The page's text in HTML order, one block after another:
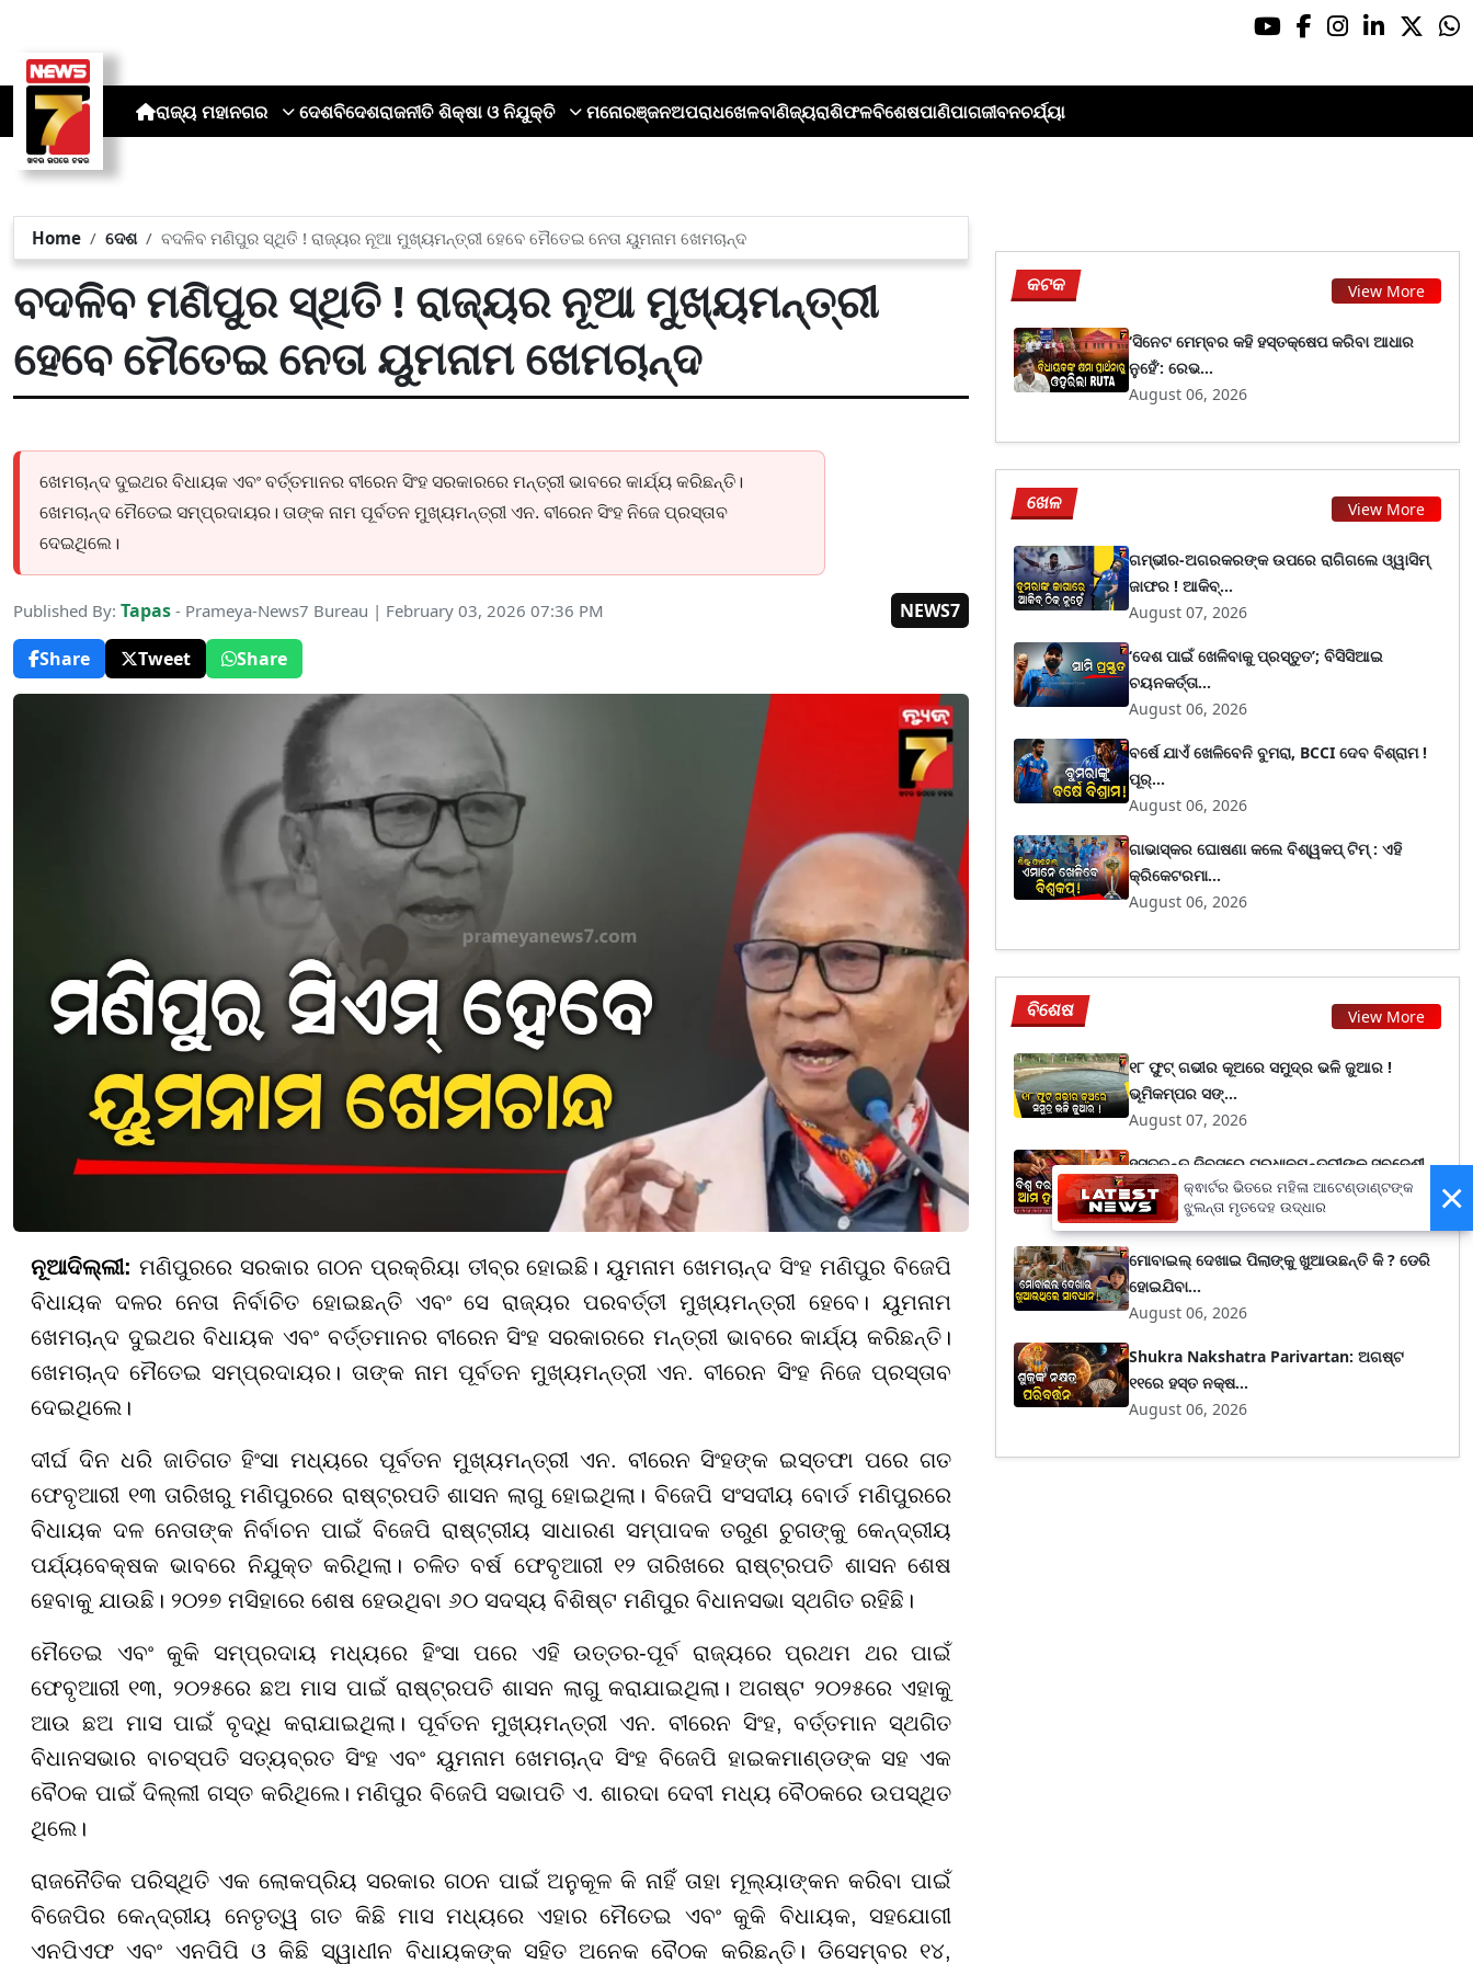
ରାଜ୍ୟ ମହାନଗର ଦେଶବିଦେଶରାଜନୀତି ଶିକ୍ଷା ଓ ନିଯୁକ୍ତି ମନୋରଞ୍ଜନଅପରାଧଖେଳବାଣିଜ୍ୟରାଶିଫଳବିଶେଷପାଣିପାଗଜୀବନଚର୍ଯ୍ୟା
Home ଦେଶ ବଦଳିବ ମଣିପୁର ସ୍ଥିତି ! ରାଜ୍ୟର ନୂଆ ମୁଖ୍ୟମନ୍ତ୍ରୀ ହେବେ ମୈତେଇ ନେତା ୟୁମନାମ ଖେମଚାନ୍ଦ
ବଦଳିବ ମଣିପୁର ସ୍ଥିତି ! ରାଜ୍ୟର ନୂଆ ମୁଖ୍ୟମନ୍ତ୍ରୀ
ହେବେ ମୈତେଇ ନେତା ୟୁମନାମ ଖେମଚାନ୍ଦ
ଖେମଚାନ୍ଦ ଦୁଇଥର ବିଧାୟକ ଏବଂ ବର୍ତ୍ତମାନର ବୀରେନ ସିଂହ ସରକାରରେ ମନ୍ତ୍ରୀ ଭାବରେ କାର୍ଯ୍ୟ କରିଛନ୍ତି।
ଖେମଚାନ୍ଦ ମୈତେଇ ସମ୍ପ୍ରଦାୟର। ତାଙ୍କ ନାମ ପୂର୍ବତନ ମୁଖ୍ୟମନ୍ତ୍ରୀ ଏନ. ବୀରେନ ସିଂହ ନିଜେ ପ୍ରସ୍ତାବ
ଦେଇଥିଲେ।
Published By: Tapas - Prameya-News7 Bureau | February 03, 2026 07:36 PM
NEWS7
Share
Tweet Share
ନୂଆଦିଲ୍ଲୀ: ମଣିପୁରରେ ସରକାର ଗଠନ ପ୍ରକ୍ରିୟା ତୀବ୍ର ହୋଇଛି। ୟୁମନାମ ଖେମଚାନ୍ଦ ସିଂହ ମଣିପୁର ବିଜେପି
ବିଧାୟକ ଦଳର ନେତା ନିର୍ବାଚିତ ହୋଇଛନ୍ତି ଏବଂ ସେ ରାଜ୍ୟର ପରବର୍ତ୍ତୀ ମୁଖ୍ୟମନ୍ତ୍ରୀ ହେବେ। ୟୁମନାମ
ଖେମଚାନ୍ଦ ଦୁଇଥର ବିଧାୟକ ଏବଂ ବର୍ତ୍ତମାନର ବୀରେନ ସିଂହ ସରକାରରେ ମନ୍ତ୍ରୀ ଭାବରେ କାର୍ଯ୍ୟ କରିଛନ୍ତି।
ଖେମଚାନ୍ଦ ମୈତେଇ ସମ୍ପ୍ରଦାୟର। ତାଙ୍କ ନାମ ପୂର୍ବତନ ମୁଖ୍ୟମନ୍ତ୍ରୀ ଏନ. ବୀରେନ ସିଂହ ନିଜେ ପ୍ରସ୍ତାବ
ଦେଇଥିଲେ।
ଦୀର୍ଘ ଦିନ ଧରି ଜାତିଗତ ହିଂସା ମଧ୍ୟରେ ପୂର୍ବତନ ମୁଖ୍ୟମନ୍ତ୍ରୀ ଏନ. ବୀରେନ ସିଂହଙ୍କ ଇସ୍ତଫା ପରେ ଗତ
ଫେବୃଆରୀ ୧୩ ତାରିଖରୁ ମଣିପୁରରେ ରାଷ୍ଟ୍ରପତି ଶାସନ ଲାଗୁ ହୋଇଥିଲା। ବିଜେପି ସଂସଦୀୟ ବୋର୍ଡ ମଣିପୁରରେ
ବିଧାୟକ ଦଳ ନେତାଙ୍କ ନିର୍ବାଚନ ପାଇଁ ବିଜେପି ରାଷ୍ଟ୍ରୀୟ ସାଧାରଣ ସମ୍ପାଦକ ତରୁଣ ଚୁଗଙ୍କୁ କେନ୍ଦ୍ରୀୟ
ପର୍ଯ୍ୟବେକ୍ଷକ ଭାବରେ ନିଯୁକ୍ତ କରିଥିଲା। ଚଳିତ ବର୍ଷ ଫେବୃଆରୀ ୧୨ ତାରିଖରେ ରାଷ୍ଟ୍ରପତି ଶାସନ ଶେଷ
ହେବାକୁ ଯାଉଛି। ୨୦୨୭ ମସିହାରେ ଶେଷ ହେଉଥିବା ୬୦ ସଦସ୍ୟ ବିଶିଷ୍ଟ ମଣିପୁର ବିଧାନସଭା ସ୍ଥଗିତ ରହିଛି।
ମୈତେଇ ଏବଂ କୁକି ସମ୍ପ୍ରଦାୟ ମଧ୍ୟରେ ହିଂସା ପରେ ଏହି ଉତ୍ତର-ପୂର୍ବ ରାଜ୍ୟରେ ପ୍ରଥମ ଥର ପାଇଁ
ଫେବୃଆରୀ ୧୩, ୨୦୨୫ରେ ଛଅ ମାସ ପାଇଁ ରାଷ୍ଟ୍ରପତି ଶାସନ ଲାଗୁ କରାଯାଇଥିଲା। ଅଗଷ୍ଟ ୨୦୨୫ରେ ଏହାକୁ
ଆଉ ଛଅ ମାସ ପାଇଁ ବୃଦ୍ଧି କରାଯାଇଥିଲା। ପୂର୍ବତନ ମୁଖ୍ୟମନ୍ତ୍ରୀ ଏନ. ବୀରେନ ସିଂହ, ବର୍ତ୍ତମାନ ସ୍ଥଗିତ
ବିଧାନସଭାର ବାଚସ୍ପତି ସତ୍ୟବ୍ରତ ସିଂହ ଏବଂ ୟୁମନାମ ଖେମଚାନ୍ଦ ସିଂହ ବିଜେପି ହାଇକମାଣ୍ଡଙ୍କ ସହ ଏକ
ବୈଠକ ପାଇଁ ଦିଲ୍ଲୀ ଗସ୍ତ କରିଥିଲେ। ମଣିପୁର ବିଜେପି ସଭାପତି ଏ. ଶାରଦା ଦେବୀ ମଧ୍ୟ ବୈଠକରେ ଉପସ୍ଥିତ
ଥିଲେ।
ରାଜନୈତିକ ପରିସ୍ଥିତି ଏକ ଲୋକପ୍ରିୟ ସରକାର ଗଠନ ପାଇଁ ଅନୁକୂଳ କି ନାହିଁ ତାହା ମୂଲ୍ୟାଙ୍କନ କରିବା ପାଇଁ
ବିଜେପିର କେନ୍ଦ୍ରୀୟ ନେତୃତ୍ୱ ଗତ କିଛି ମାସ ମଧ୍ୟରେ ଏହାର ମୈତେଇ ଏବଂ କୁକି ବିଧାୟକ, ସହଯୋଗୀ
ଏନପିଏଫ ଏବଂ ଏନପିପି ଓ କିଛି ସ୍ୱାଧୀନ ବିଧାୟକଙ୍କ ସହିତ ଅନେକ ବୈଠକ କରିଛନ୍ତି। ଡିସେମ୍ବର ୧୪,
କଟକ View More
‘ସିନେଟ ମେମ୍ବର କହି ହସ୍ତକ୍ଷେପ କରିବା ଆଧାର
ନୁହେଁ’: ରେଭ...
August 06, 2026
ଖେଳ View More
ଗମ୍ଭୀର-ଅଗରକରଙ୍କ ଉପରେ ରାଗିଗଲେ ଓ୍ୱାସିମ୍
ଜାଫର ! ଆକିବ୍...
August 07, 2026
‘ଦେଶ ପାଇଁ ଖେଳିବାକୁ ପ୍ରସ୍ତୁତ’; ବିସିସିଆଇ
ଚୟନକର୍ତ୍ତା...
August 06, 2026
ବର୍ଷେ ଯାଏଁ ଖେଳିବେନି ବୁମରା, BCCI ଦେବ ବିଶ୍ରାମ !
ପୂର୍...
August 06, 2026
ଗାଭାସ୍କର ଘୋଷଣା କଲେ ବିଶ୍ୱକପ୍ ଟିମ୍ : ଏହି
କ୍ରିକେଟରମା...
August 06, 2026
ବିଶେଷ View More
୧୮ ଫୁଟ୍ ଗଭୀର କୂଅରେ ସମୁଦ୍ର ଭଳି ଜୁଆର !
ଭୂମିକମ୍ପର ସଙ୍...
August 07, 2026
ହସ୍ତତନ୍ତ ଦିବସରେ ପ୍ରଧାନମନ୍ତ୍ରୀଙ୍କ ସ୍ବଦେଶୀ
ବାର୍ତ୍ତା,...
August 07, 2026
ମୋବାଇଲ୍ ଦେଖାଇ ପିଲାଙ୍କୁ ଖୁଆଉଛନ୍ତି କି ? ଡେରି
ହୋଇଯିବା...
August 06, 2026
Shukra Nakshatra Parivartan: ଅଗଷ୍ଟ
୧୧ରେ ହସ୍ତ ନକ୍ଷ...
August 06, 2026
×
କ୍ଵାର୍ଟର ଭିତରେ ମହିଳା ଆଟେଣ୍ଡାଣ୍ଟଙ୍କ
ଝୁଲନ୍ତା ମୃତଦେହ ଉଦ୍ଧାର